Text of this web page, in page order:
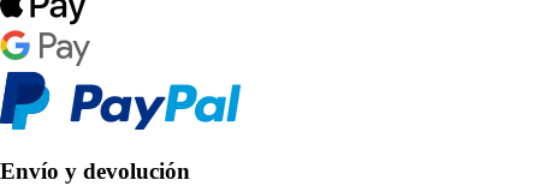
Envío y devolución